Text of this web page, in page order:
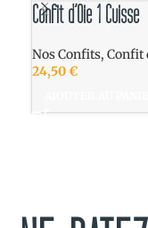
Confit d’Oie 1 Cuisse
Nos Confits, Confit
24,50€